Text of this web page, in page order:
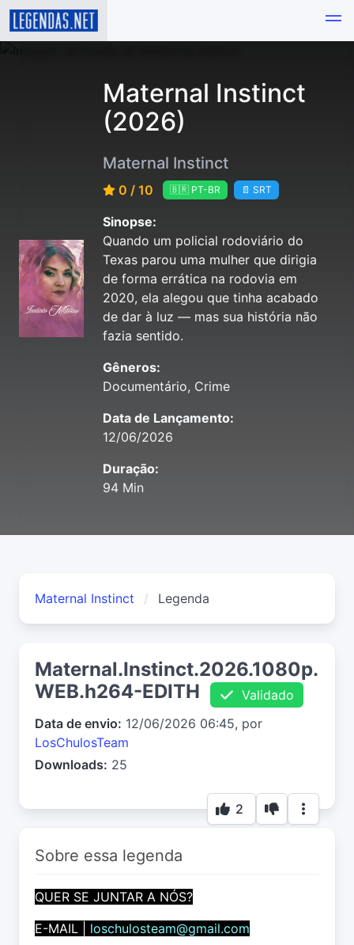
Maternal Instinct
(2026)
Maternal Instinct
0 / 10 🇧🇷 PT-BR 📄 SRT
Sinopse:
Quando um policial rodoviário do
Texas parou uma mulher que dirigia
de forma errática na rodovia em
2020, ela alegou que tinha acabado
de dar à luz — mas sua história não
fazia sentido.
Gêneros:
Documentário, Crime
Data de Lançamento:
12/06/2026
Duração:
94 Min
Maternal Instinct Legenda
Maternal.Instinct.2026.1080p.
WEB.h264-EDITH
Validado
Data de envio: 12/06/2026 06:45, por
LosChulosTeam
Downloads: 25
2
Sobre essa legenda
QUER SE JUNTAR A NÓS?
E-MAIL | loschulosteam@gmail.com